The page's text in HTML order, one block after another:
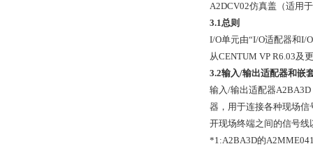
A2DCV02仿真盖（适用
3.1总则
I/O单元由“I/O适配器和I/
从CENTUM VP R6.03及
3.2输入/输出适配器和嵌
输入/输出适配器
器，用于连接各种现场
开现场终端之间的信号线
*1:A2BA3D的